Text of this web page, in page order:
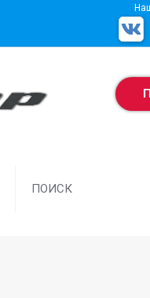
ПОИСК